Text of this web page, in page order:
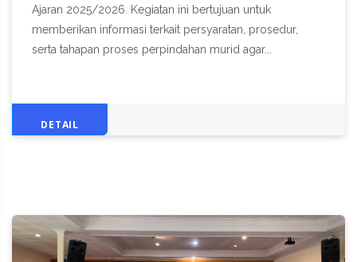
Ajaran 2025/2026. Kegiatan ini bertujuan untuk
memberikan informasi terkait persyaratan, prosedur,
serta tahapan proses perpindahan murid agar...
DETAIL